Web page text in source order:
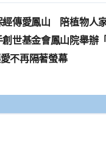
經傳愛鳳山 陪植物人
世基金會鳳山院舉辦
不再隔著螢幕